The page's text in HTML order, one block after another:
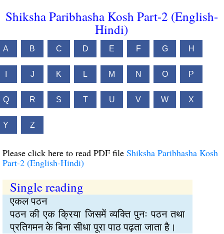
Shiksha Paribhasha Kosh Part-2 (English-
Hindi)
A B C D E F G H
J K L M N O P
Q R S T U V W X
Y Z
Please click here to read PDF file Shiksha Paribhasha Kosh
Part-2 (English-Hindi)
Single reading
एकल पठन
पठन की एक क्रिया जिसमें व्यक्ति पुनः पठन तथा
प्रतिगमन के बिना सीधा पूरा पाठ पढ़ता जाता है।